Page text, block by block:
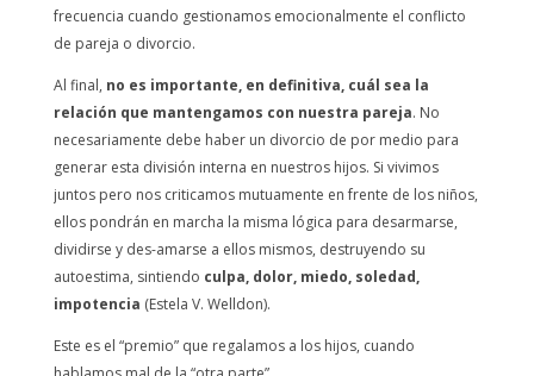
frecuencia cuando gestionamos emocionalmente el conflicto
de pareja o divorcio.
Al final, no es importante, en definitiva, cuál sea la
relación que mantengamos con nuestra pareja. No
necesariamente debe haber un divorcio de por medio para
generar esta división interna en nuestros hijos. Si vivimos
juntos pero nos criticamos mutuamente en frente de los niños,
ellos pondrán en marcha la misma lógica para desarmarse,
dividirse y des-amarse a ellos mismos, destruyendo su
autoestima, sintiendo culpa, dolor, miedo, soledad,
impotencia (Estela V. Welldon).
Este es el “premio” que regalamos a los hijos, cuando